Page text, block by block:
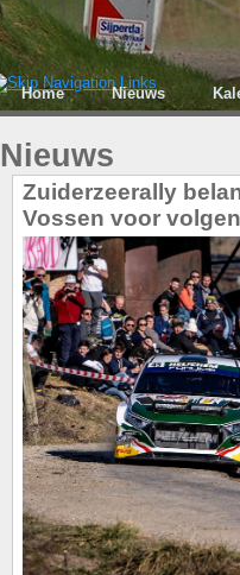
Home Nieuws
Nieuws
Zuiderzeerally
Vossen voor